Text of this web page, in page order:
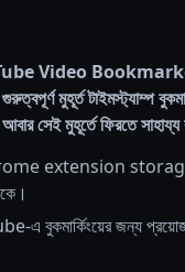
Video
মুহূর্ত টাইমস্ট্যাম্প
সেই মুহূর্তে ফিরতে
extension
এ বুকমার্কিংয়ের জন্য